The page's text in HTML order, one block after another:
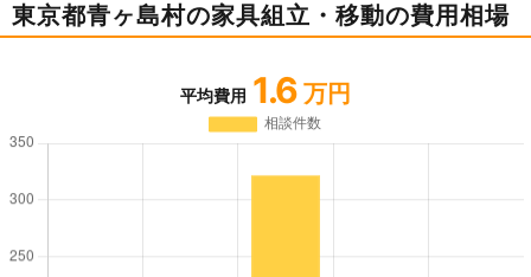
東京都青ヶ島村の家具組立・移動の費用相場
平均費用 1.6 万円